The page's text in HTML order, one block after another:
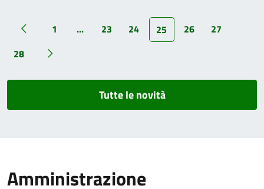
1 ... 23 24 25 26
27
28
Tutte le novità
Amministrazione